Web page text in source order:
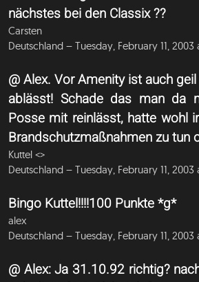
nächstes bei den Classix ??
Carsten
Deutschland – Tuesday, February 11, 2003
@ Alex. Vor Amenity ist auch
ablässt! Schade das man da
Posse mit reinlässt, hatte wohl
Brandschutzmaßnahmen zu tun
Kuttel <>
Deutschland – Tuesday, February 11, 2003
Bingo Kuttel!!!!100 Punkte *g*
alex
Deutschland – Tuesday, February 11, 2003
@ Alex: Ja 31.10.92 richtig?